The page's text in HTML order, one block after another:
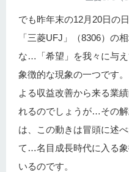
でも昨年末の12月20日の
「三菱UFJ」（8306）の
な…「希望」を我々に与
象徴的な現象の一つです
よる収益改善から来る業
れるのでしょうが…その
は、この動きは冒頭に述
て…名目成長時代に入る
いるのです。